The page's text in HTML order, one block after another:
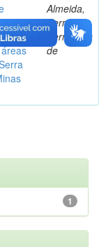
para
Almeida,
Fernanda
Bernardes
de
1